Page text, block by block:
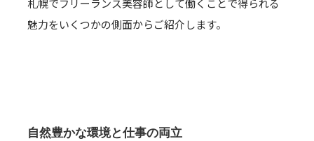
札幌でフリーランス美容師として働くことで得られる
魅力をいくつかの側面からご紹介します。
自然豊かな環境と仕事の両立